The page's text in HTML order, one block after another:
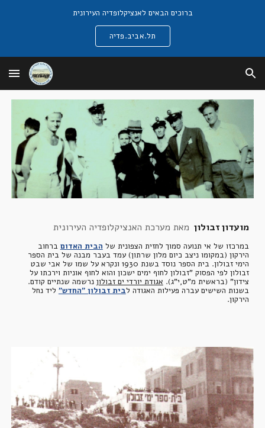
ברוכים הבאים לאנציקלופדיה העירונית
תל.אביב.פדיה
מועדון זבולון מאת מערכת האנציקלופדיה העירונית
במרכזו של אי תנועה סמוך לחזית הצפונית של הבית האדום
צידון" (בראשית מ"ט,י"ג). אגודת יורדי ים זבולון
בשנות השישים עברה פעילות האגודה לבית זבולון "החדש"
הירקון.